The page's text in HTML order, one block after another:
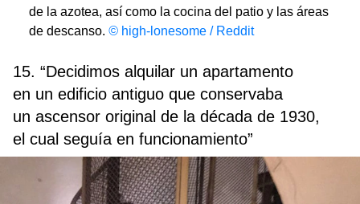
de la azotea, así como la cocina del patio y las áreas
de descanso. © high-lonesome / Reddit
15. “Decidimos alquilar un apartamento
en un edificio antiguo que conservaba
un ascensor original de la década de 1930,
el cual seguía en funcionamiento”